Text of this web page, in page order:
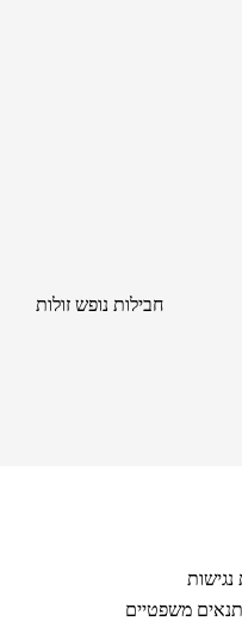
חבילות נופש זולות
משפטיים